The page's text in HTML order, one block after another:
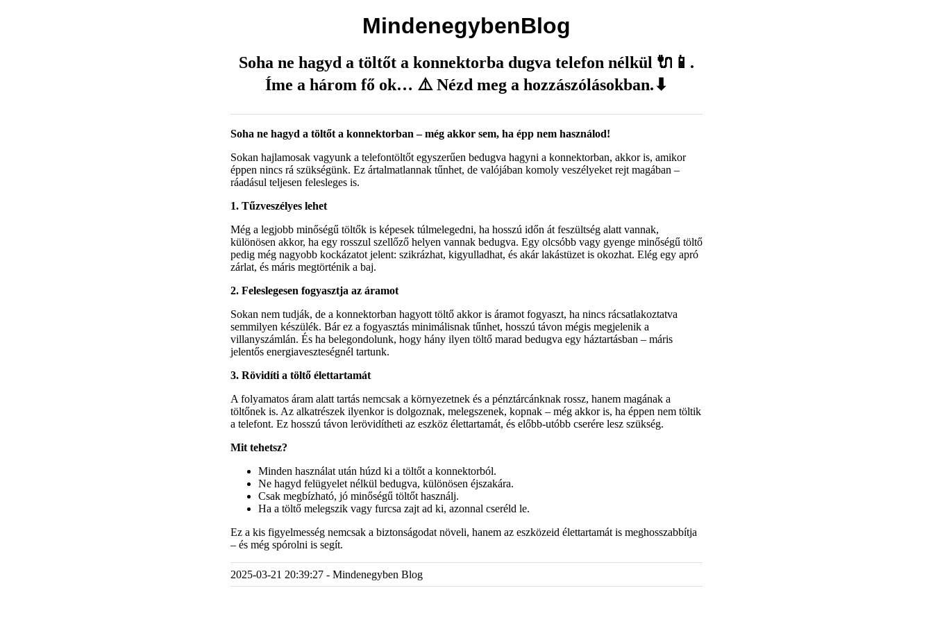
MindenegybenBlog
Soha ne hagyd a töltőt a konnektorba dugva telefon nélkül 🔌📱.
Íme a három fő ok… ⚠️ Nézd meg a hozzászólásokban.⬇
Soha ne hagyd a töltőt a konnektorban – még akkor sem, ha épp nem használod!
Sokan hajlamosak vagyunk a telefontöltőt egyszerűen bedugva hagyni a konnektorban, akkor is, amikor
éppen nincs rá szükségünk. Ez ártalmatlannak tűnhet, de valójában komoly veszélyeket rejt magában –
ráadásul teljesen felesleges is.
1. Tűzveszélyes lehet
Még a legjobb minőségű töltők is képesek túlmelegedni, ha hosszú időn át feszültség alatt vannak,
különösen akkor, ha egy rosszul szellőző helyen vannak bedugva. Egy olcsóbb vagy gyenge minőségű töltő
pedig még nagyobb kockázatot jelent: szikrázhat, kigyulladhat, és akár lakástüzet is okozhat. Elég egy apró
zárlat, és máris megtörténik a baj.
2. Feleslegesen fogyasztja az áramot
Sokan nem tudják, de a konnektorban hagyott töltő akkor is áramot fogyaszt, ha nincs rácsatlakoztatva
semmilyen készülék. Bár ez a fogyasztás minimálisnak tűnhet, hosszú távon mégis megjelenik a
villanyszámlán. És ha belegondolunk, hogy hány ilyen töltő marad bedugva egy háztartásban – máris
jelentős energiaveszteségnél tartunk.
3. Rövidíti a töltő élettartamát
A folyamatos áram alatt tartás nemcsak a környezetnek és a pénztárcánknak rossz, hanem magának a
töltőnek is. Az alkatrészek ilyenkor is dolgoznak, melegszenek, kopnak – még akkor is, ha éppen nem töltik
a telefont. Ez hosszú távon lerövidítheti az eszköz élettartamát, és előbb-utóbb cserére lesz szükség.
Mit tehetsz?
Minden használat után húzd ki a töltőt a konnektorból.
Ne hagyd felügyelet nélkül bedugva, különösen éjszakára.
Csak megbízható, jó minőségű töltőt használj.
Ha a töltő melegszik vagy furcsa zajt ad ki, azonnal cseréld le.
Ez a kis figyelmesség nemcsak a biztonságodat növeli, hanem az eszközeid élettartamát is meghosszabbítja
– és még spórolni is segít.
2025-03-21 20:39:27 - Mindenegyben Blog